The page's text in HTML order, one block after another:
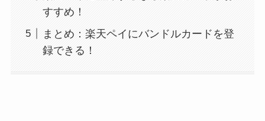
すすめ！
まとめ：楽天ペイにバンドルカードを登
録できる！